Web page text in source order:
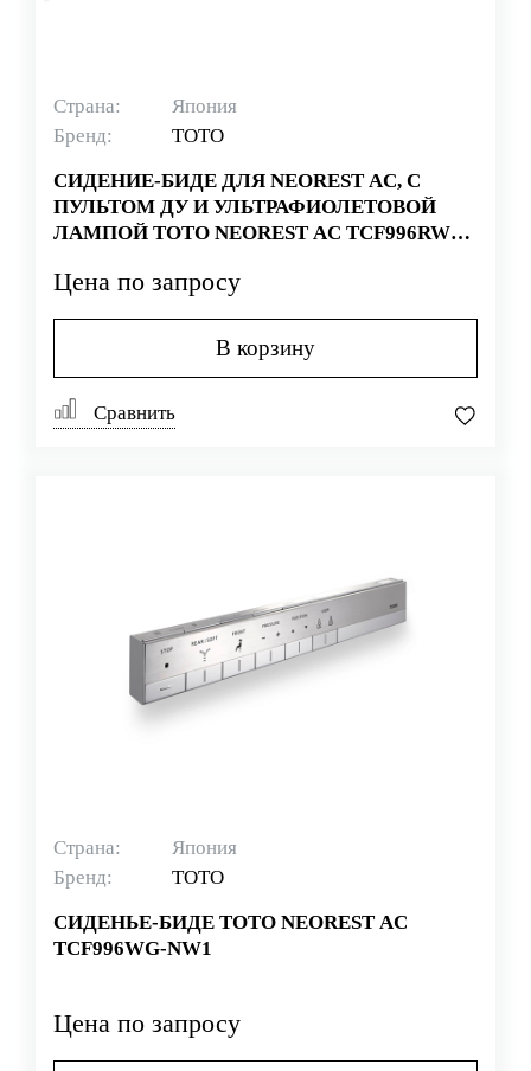
Страна:
Япония
Бренд:
TOTO
СИДЕНИЕ-БИДЕ ДЛЯ NEOREST AC, С
ПУЛЬТОМ ДУ И УЛЬТРАФИОЛЕТОВОЙ
ЛАМПОЙ TOTO NEOREST AC TCF996RWG-
Цена по запросу
В корзину
Сравнить
Страна:
Япония
Бренд:
TOTO
СИДЕНЬЕ-БИДЕ TOTO NEOREST AC
TCF996WG-NW1
Цена по запросу